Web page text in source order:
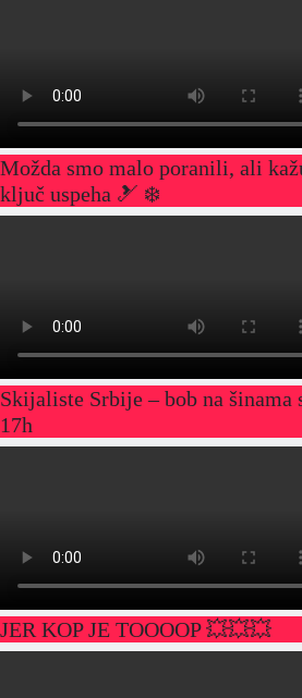
Možda smo malo poranili, ali
ključ uspeha 🎿 ❄️
Skijaliste Srbije – bob na šinama
17h
JER KOP JE TOOOOP 💥💥💥